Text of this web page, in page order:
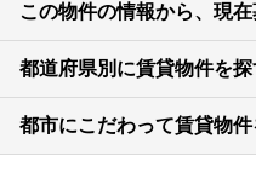
この物件の情報から、現
都道府県別に賃貸物件を探
都市にこだわって賃貸物